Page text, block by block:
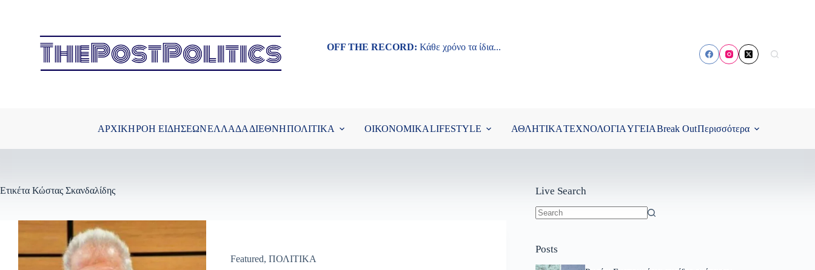
OFF THE RECORD: Κάθε χρόνο τα ίδια...
ΑΡΧΙΚΗΡΟΗ ΕΙΔΗΣΕΩΝΕΛΛΑΔΑ ΔΙΕΘΝΗΠΟΛΙΤΙΚΑ ΟΙΚΟΝΟΜΙΚΑLIFESTYLE ΑΘΛΗΤΙΚΑΤΕΧΝΟΛΟΓΙΑΥΓΕΙΑBreak OutΠερισσότερα
Ετικέτα Κώστας Σκανδαλίδης
Featured, ΠΟΛΙΤΙΚΑ
Live Search
Posts